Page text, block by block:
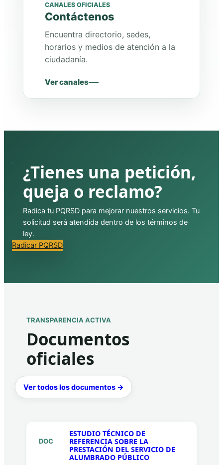
CANALES OFICIALES
Contáctenos
Encuentra directorio, sedes,
horarios y medios de atención a la
ciudadanía.
Ver canales
¿Tienes una petición,
queja o reclamo?
Radica tu PQRSD para mejorar nuestros servicios. Tu
solicitud será atendida dentro de los términos de
ley.
Radicar PQRSD
TRANSPARENCIA ACTIVA
Documentos
oficiales
Ver todos los documentos →
DOC
ESTUDIO TÉCNICO DE
REFERENCIA SOBRE LA
PRESTACIÓN DEL SERVICIO DE
ALUMBRADO PÚBLICO